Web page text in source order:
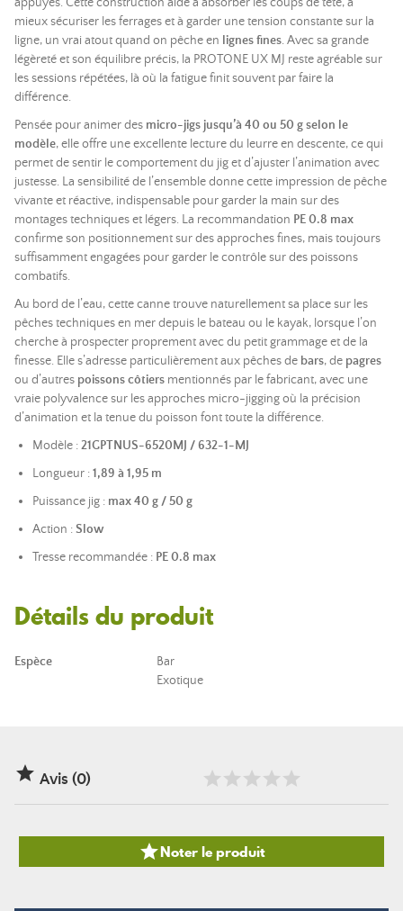
mieux sécuriser les ferrages et à garder une tension constante sur la
ligne, un vrai atout quand on pêche en lignes fines. Avec sa grande
légèreté et son équilibre précis, la PROTONE UX MJ reste agréable sur
les sessions répétées, là où la fatigue finit souvent par faire la
différence.
Pensée pour animer des micro-jigs jusqu’à 40 ou 50 g selon le
modèle, elle offre une excellente lecture du leurre en descente, ce qui
permet de sentir le comportement du jig et d’ajuster l’animation avec
justesse. La sensibilité de l’ensemble donne cette impression de pêche
vivante et réactive, indispensable pour garder la main sur des
montages techniques et légers. La recommandation PE 0.8 max
confirme son positionnement sur des approches fines, mais toujours
suffisamment engagées pour garder le contrôle sur des poissons
combatifs.
Au bord de l’eau, cette canne trouve naturellement sa place sur les
pêches techniques en mer depuis le bateau ou le kayak, lorsque l’on
cherche à prospecter proprement avec du petit grammage et de la
finesse. Elle s’adresse particulièrement aux pêches de bars, de pagres
ou d’autres poissons côtiers mentionnés par le fabricant, avec une
vraie polyvalence sur les approches micro-jigging où la précision
d’animation et la tenue du poisson font toute la différence.
Modèle :21GPTNUS-6520MJ / 632-1-MJ
Longueur :1,89 à 1,95 m
Puissance jig : max 40 g / 50 g
Action :Slow
Tresse recommandée : PE 0.8 max
Détails du produit
Espèce
Bar
Exotique
 Avis (0)
Noter le produit